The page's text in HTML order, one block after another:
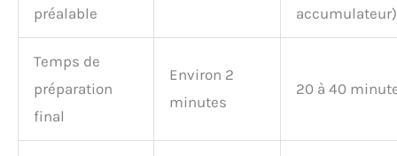
préalable
accumulateur)
Temps de
préparation
final
Environ 2
minutes
20 à 40